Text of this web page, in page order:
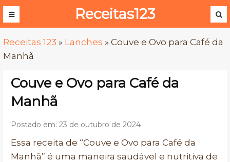
Receitas123
Receitas 123 » Lanches » Couve e Ovo para Café da
Manhã
Couve e Ovo para Café da
Manhã
Postado em: 23 de outubro de 2024
Essa receita de “Couve e Ovo para Café da
Manhã” é uma maneira saudável e nutritiva de